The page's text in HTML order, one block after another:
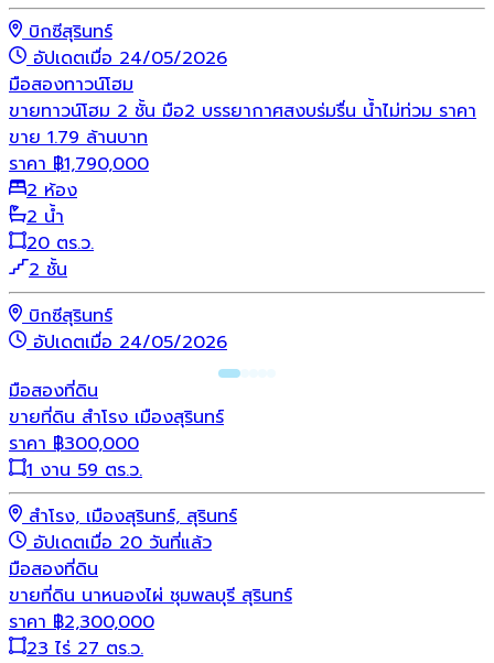
บิกซีสุรินทร์
อัปเดตเมื่อ 24/05/2026
มือสองทาวน์โฮม
ขายทาวน์โฮม 2 ชั้น มือ2 บรรยากาศสงบร่มรื่น น้ำไม่ท่วม ราคา
ขาย 1.79 ล้านบาท
ราคา ฿1,790,000
2 ห้อง
2 น้ำ
20 ตร.ว.
2 ชั้น
บิกซีสุรินทร์
อัปเดตเมื่อ 24/05/2026
มือสองที่ดิน
ขายที่ดิน สำโรง เมืองสุรินทร์
ราคา ฿300,000
1 งาน 59 ตร.ว.
สำโรง, เมืองสุรินทร์, สุรินทร์
อัปเดตเมื่อ 20 วันที่แล้ว
มือสองที่ดิน
ขายที่ดิน นาหนองไผ่ ชุมพลบุรี สุรินทร์
ราคา ฿2,300,000
23 ไร่ 27 ตร.ว.